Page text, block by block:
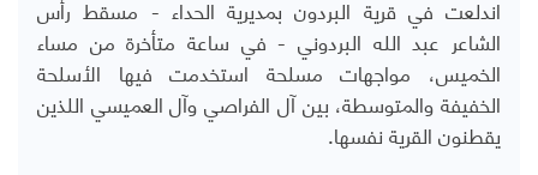
اندلعت في قرية البردون بمديرية الحداء - مسقط رأس
الشاعر عبد الله البردوني - في ساعة متأخرة من مساء
الخميس، مواجهات مسلحة استخدمت فيها الأسلحة
الخفيفة والمتوسطة، بين آل الفراصي وآل العميسي اللذين
يقطنون القرية نفسها.